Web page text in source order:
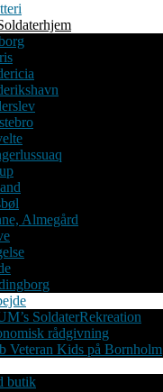
Almegård
SoldaterRekreation
rådgivning
Veteran Kids på Bornholm
butik